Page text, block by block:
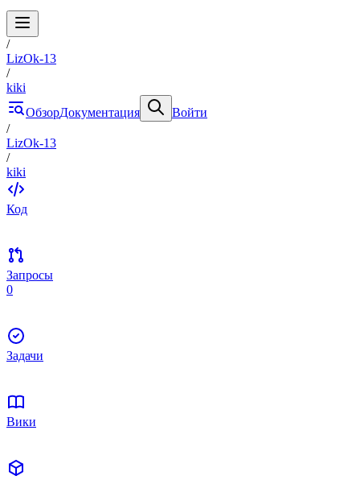
/
LizOk-13
/
kiki
ОбзорДокументация
Войти
/
LizOk-13
/
kiki
Код
Запросы
0
Задачи
Вики